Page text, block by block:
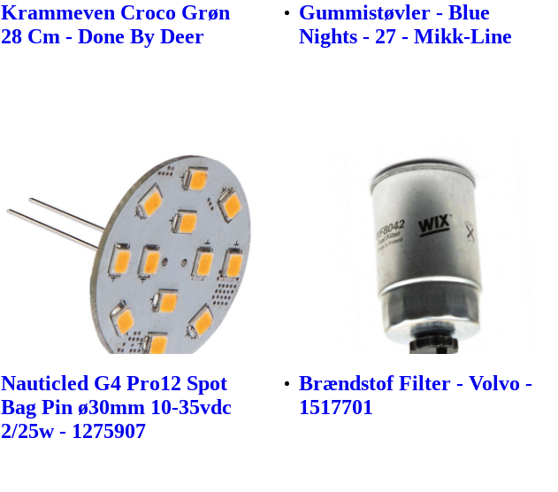
Krammeven Croco Grøn
28 Cm - Done By Deer
Gummistøvler - Blue
Nights - 27 - Mikk-Line
Nauticled G4 Pro12 Spot
Bag Pin ø30mm 10-35vdc
2/25w - 1275907
Brændstof Filter - Volvo -
1517701